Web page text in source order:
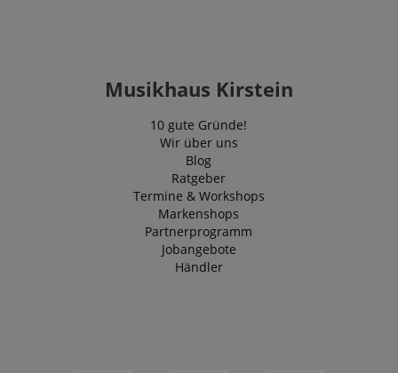
Musikhaus Kirstein
10 gute Gründe!
Wir über uns
Blog
Ratgeber
Termine & Workshops
Markenshops
Partnerprogramm
Jobangebote
Händler